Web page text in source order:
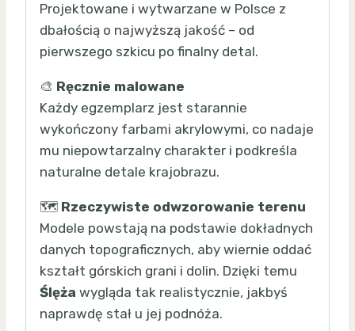
Projektowane i wytwarzane w Polsce z
dbałością o najwyższą jakość – od
pierwszego szkicu po finalny detal.
🎨 Ręcznie malowane
Każdy egzemplarz jest starannie
wykończony farbami akrylowymi, co nadaje
mu niepowtarzalny charakter i podkreśla
naturalne detale krajobrazu.
🗺️ Rzeczywiste odwzorowanie terenu
Modele powstają na podstawie dokładnych
danych topograficznych, aby wiernie oddać
kształt górskich grani i dolin. Dzięki temu
Ślęża wygląda tak realistycznie, jakbyś
naprawdę stał u jej podnóża.